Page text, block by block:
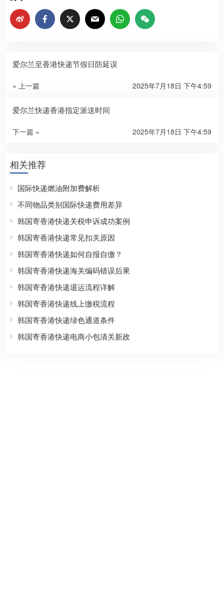
爱尔兰至香港快递节假日防延误​
« 上一篇 2025年7月18日 下午4:59
爱尔兰快递香港指定派送时间​
下一篇 » 2025年7月18日 下午4:59
相关推荐
国际快递燃油附加费解析
不同物品类别国际快递费用差异
韩国寄香港快递关税申诉成功案例
韩国寄香港快递常见扣关原因
韩国寄香港快递如何自报自缴？
韩国寄香港快递海关编码错误后果
韩国寄香港快递退运流程详解
韩国寄香港快递线上缴税流程
韩国寄香港快递绿色通道条件
韩国寄香港快递电商小包清关新政